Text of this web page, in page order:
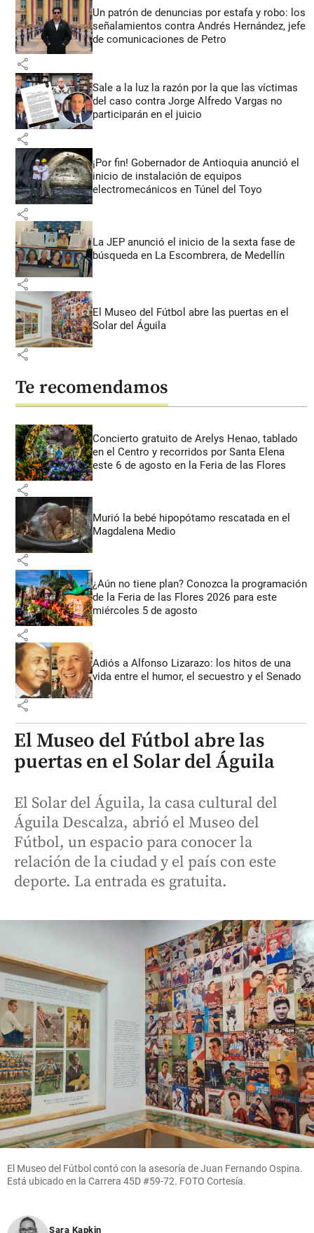
Un patrón de denuncias por estafa y robo: los
señalamientos contra Andrés Hernández, jefe
de comunicaciones de Petro
share
Sale a la luz la razón por la que las víctimas
del caso contra Jorge Alfredo Vargas no
participarán en el juicio
share
¡Por fin! Gobernador de Antioquia anunció el
inicio de instalación de equipos
electromecánicos en Túnel del Toyo
share
La JEP anunció el inicio de la sexta fase de
búsqueda en La Escombrera, de Medellín
share
El Museo del Fútbol abre las puertas en el
Solar del Águila
share
Te recomendamos
Concierto gratuito de Arelys Henao, tablado
en el Centro y recorridos por Santa Elena
este 6 de agosto en la Feria de las Flores
share
Murió la bebé hipopótamo rescatada en el
Magdalena Medio
share
¿Aún no tiene plan? Conozca la programación
de la Feria de las Flores 2026 para este
miércoles 5 de agosto
share
Adiós a Alfonso Lizarazo: los hitos de una
vida entre el humor, el secuestro y el Senado
share
El Museo del Fútbol abre las
puertas en el Solar del Águila
El Solar del Águila, la casa cultural del
Águila Descalza, abrió el Museo del
Fútbol, un espacio para conocer la
relación de la ciudad y el país con este
deporte. La entrada es gratuita.
El Museo del Fútbol contó con la asesoría de Juan Fernando Ospina.
Está ubicado en la Carrera 45D #59-72. FOTO Cortesía.
Sara Kapkin